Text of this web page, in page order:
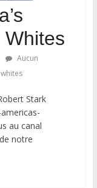
Whites
Aucun
whites
Stark
au canal
notre